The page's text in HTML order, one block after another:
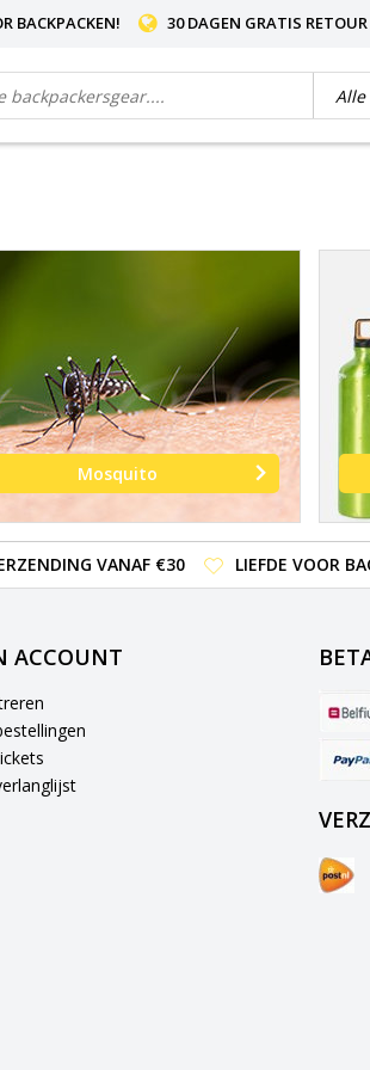
BACKPACKEN! 30 DAGEN GRATIS RETOUR
Mosquito
VANAF €30 LIEFDE VOOR
ACCOUNT